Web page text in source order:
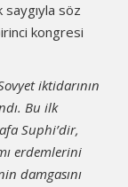
saygıyla söz
kongresi
iktidarının
Bu ilk
Suphi’dir,
erdemlerini
damgasını